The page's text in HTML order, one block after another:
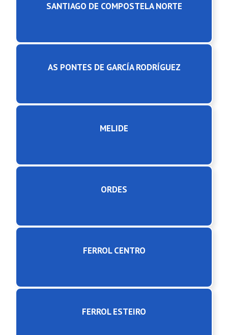
SANTIAGO DE COMPOSTELA NORTE
AS PONTES DE GARCÍA RODRÍGUEZ
MELIDE
ORDES
FERROL CENTRO
FERROL ESTEIRO